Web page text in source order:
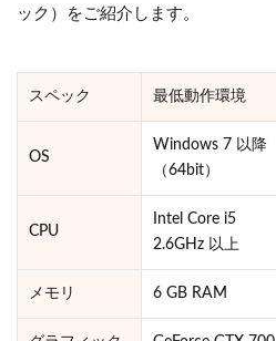
ック）をご紹介します。
スペック 最低動作環境
OS
Windows 7 以降
（64bit）
CPU
Intel Core i5
2.6GHz 以上
メモリ 6 GB RAM